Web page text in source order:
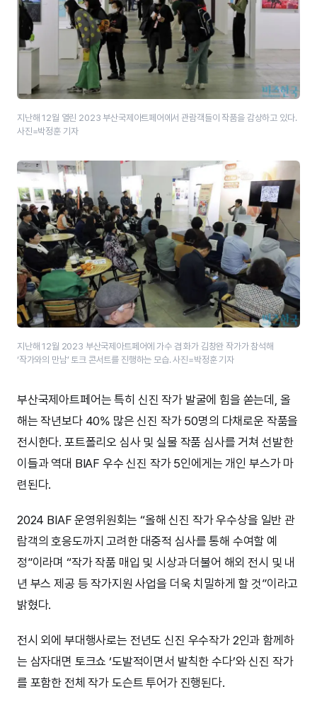
지난해 12월 열린 2023 부산국제아트페어에서 관람객들이 작품을 감상하고 있다.
사진=박정훈 기자
지난해 12월 2023 부산국제아트페어에 가수 겸 화가 김창완 작가가 참석해
‘작가와의 만남’ 토크 콘서트를 진행하는 모습. 사진=박정훈 기자
부산국제아트페어는 특히 신진 작가 발굴에 힘을 쏟는데, 올
해는 작년보다 40% 많은 신진 작가 50명의 다채로운 작품을
전시한다. 포트폴리오 심사 및 실물 작품 심사를 거쳐 선발한
이들과 역대 BIAF 우수 신진 작가 5인에게는 개인 부스가 마
련된다.
2024 BIAF 운영위원회는 “올해 신진 작가 우수상을 일반 관
람객의 호응도까지 고려한 대중적 심사를 통해 수여할 예
정”이라며 “작가 작품 매입 및 시상과 더불어 해외 전시 및 내
년 부스 제공 등 작가지원 사업을 더욱 치밀하게 할 것”이라고
밝혔다.
전시 외에 부대행사로는 전년도 신진 우수작가 2인과 함께하
는 삼자대면 토크쇼 ‘도발적이면서 발칙한 수다’와 신진 작가
를 포함한 전체 작가 도슨트 투어가 진행된다.